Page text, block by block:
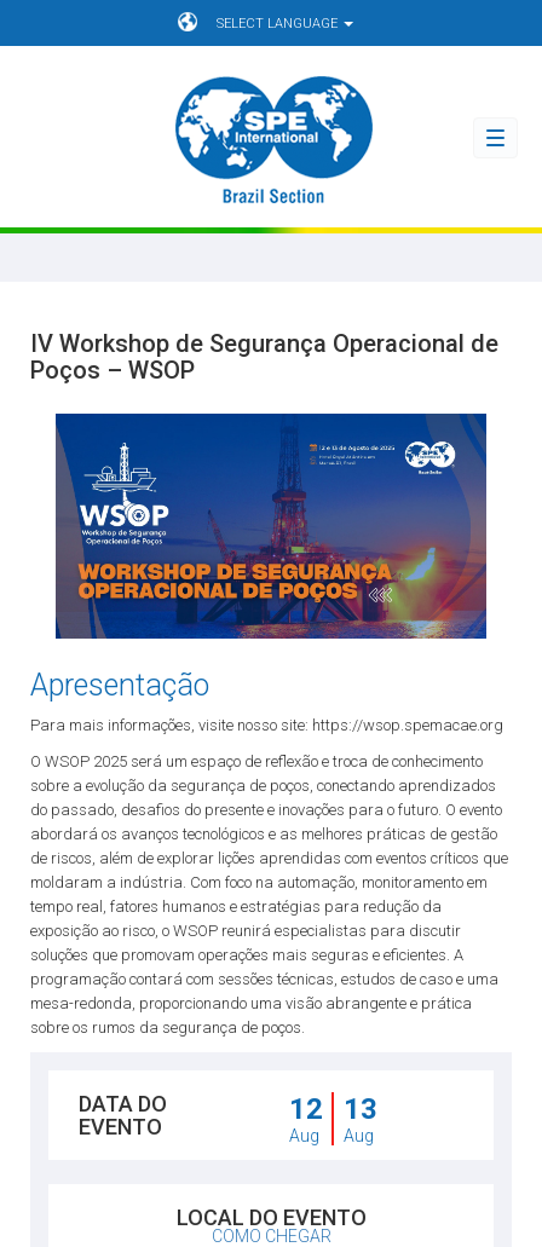
SELECT LANGUAGE
IV Workshop de Segurança Operacional de
Poços – WSOP
Apresentação
Para mais informações, visite nosso site: https://wsop.spemacae.org
O WSOP 2025 será um espaço de reflexão e troca de conhecimento
sobre a evolução da segurança de poços, conectando aprendizados
do passado, desafios do presente e inovações para o futuro. O evento
abordará os avanços tecnológicos e as melhores práticas de gestão
de riscos, além de explorar lições aprendidas com eventos críticos que
moldaram a indústria. Com foco na automação, monitoramento em
tempo real, fatores humanos e estratégias para redução da
exposição ao risco, o WSOP reunirá especialistas para discutir
soluções que promovam operações mais seguras e eficientes. A
programação contará com sessões técnicas, estudos de caso e uma
mesa-redonda, proporcionando uma visão abrangente e prática
sobre os rumos da segurança de poços.
DATA DO
EVENTO
12
Aug
13
Aug
LOCAL DO EVENTO
COMO CHEGAR